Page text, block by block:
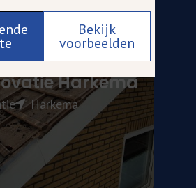
Harkema
Harkema
Bekijk
voorbeelden